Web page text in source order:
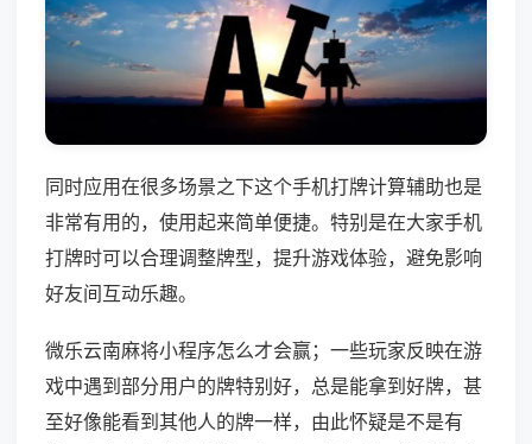
同时应用在很多场景之下这个手机打牌计算辅助也是
非常有用的，使用起来简单便捷。特别是在大家手机
打牌时可以合理调整牌型，提升游戏体验，避免影响
好友间互动乐趣。
微乐云南麻将小程序怎么才会赢；一些玩家反映在游
戏中遇到部分用户的牌特别好，总是能拿到好牌，甚
至好像能看到其他人的牌一样，由此怀疑是不是有